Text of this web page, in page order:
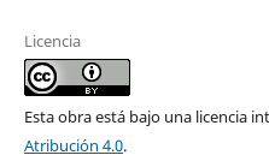
Licencia
Esta obra está bajo una licencia
Atribución 4.0.